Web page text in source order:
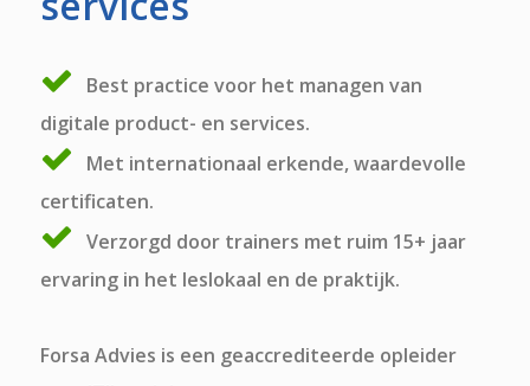
Best practice voor het managen van
digitale product- en services.
Met internationaal erkende, waardevolle
certificaten.
Verzorgd door trainers met ruim 15+ jaar
ervaring in het leslokaal en de praktijk.
Forsa Advies is een geaccrediteerde opleider